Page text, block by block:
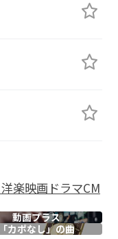
洋楽映画ドラマCM
動画プラス
「カポなし」の曲